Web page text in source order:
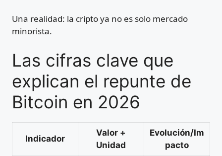
Una realidad: la cripto ya no es solo mercado
minorista.
Las cifras clave que
explican el repunte de
Bitcoin en 2026
Indicador
Valor +
Unidad
Evolución/Im
pacto